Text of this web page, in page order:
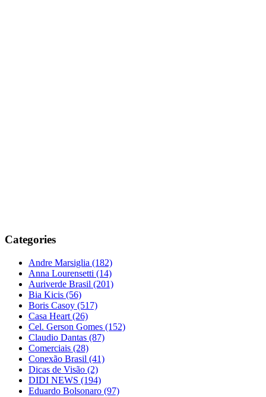
Categories
Andre Marsiglia (182)
Anna Lourensetti (14)
Auriverde Brasil (201)
Bia Kicis (56)
Boris Casoy (517)
Casa Heart (26)
Cel. Gerson Gomes (152)
Claudio Dantas (87)
Comerciais (28)
Conexão Brasil (41)
Dicas de Visão (2)
DIDI NEWS (194)
Eduardo Bolsonaro (97)